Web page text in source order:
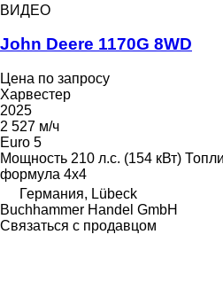
ВИДЕО
John Deere 1170G 8WD
Цена по запросу
Харвестер
2025
2 527 м/ч
Euro 5
Мощность 210 л.с. (154 кВт)
формула 4x4
Германия, Lübeck
Buchhammer Handel GmbH
Связаться с продавцом